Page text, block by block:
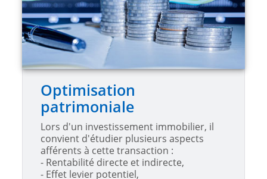
Optimisation
patrimoniale
Lors d'un investissement immobilier, il
convient d'étudier plusieurs aspects
afférents à cette transaction :
- Rentabilité directe et indirecte,
- Effet levier potentiel,